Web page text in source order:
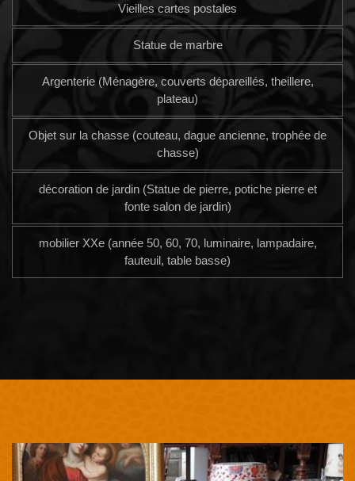
Vieilles cartes postales
Statue de marbre
Argenterie (Ménagère, couverts dépareillés, theillere,
plateau)
Objet sur la chasse (couteau, dague ancienne, trophée de
chasse)
décoration de jardin (Statue de pierre, potiche pierre et
fonte salon de jardin)
mobilier XXe (année 50, 60, 70, luminaire, lampadaire,
fauteuil, table basse)